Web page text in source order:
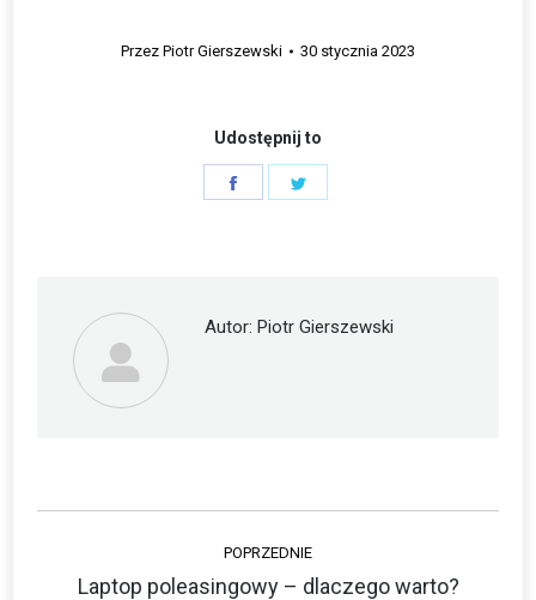
Przez Piotr Gierszewski 30 stycznia 2023
Udostępnij to
Autor: Piotr Gierszewski
Nawigacja
wpisów
POPRZEDNIE
Poprzedni
Laptop poleasingowy – dlaczego warto?